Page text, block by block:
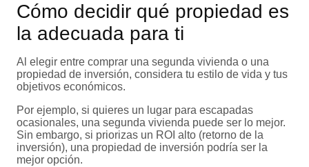
Cómo decidir qué propiedad es
la adecuada para ti
Al elegir entre comprar una segunda vivienda o una
propiedad de inversión, considera tu estilo de vida y tus
objetivos económicos.
Por ejemplo, si quieres un lugar para escapadas
ocasionales, una segunda vivienda puede ser lo mejor.
Sin embargo, si priorizas un ROI alto (retorno de la
inversión), una propiedad de inversión podría ser la
mejor opción.